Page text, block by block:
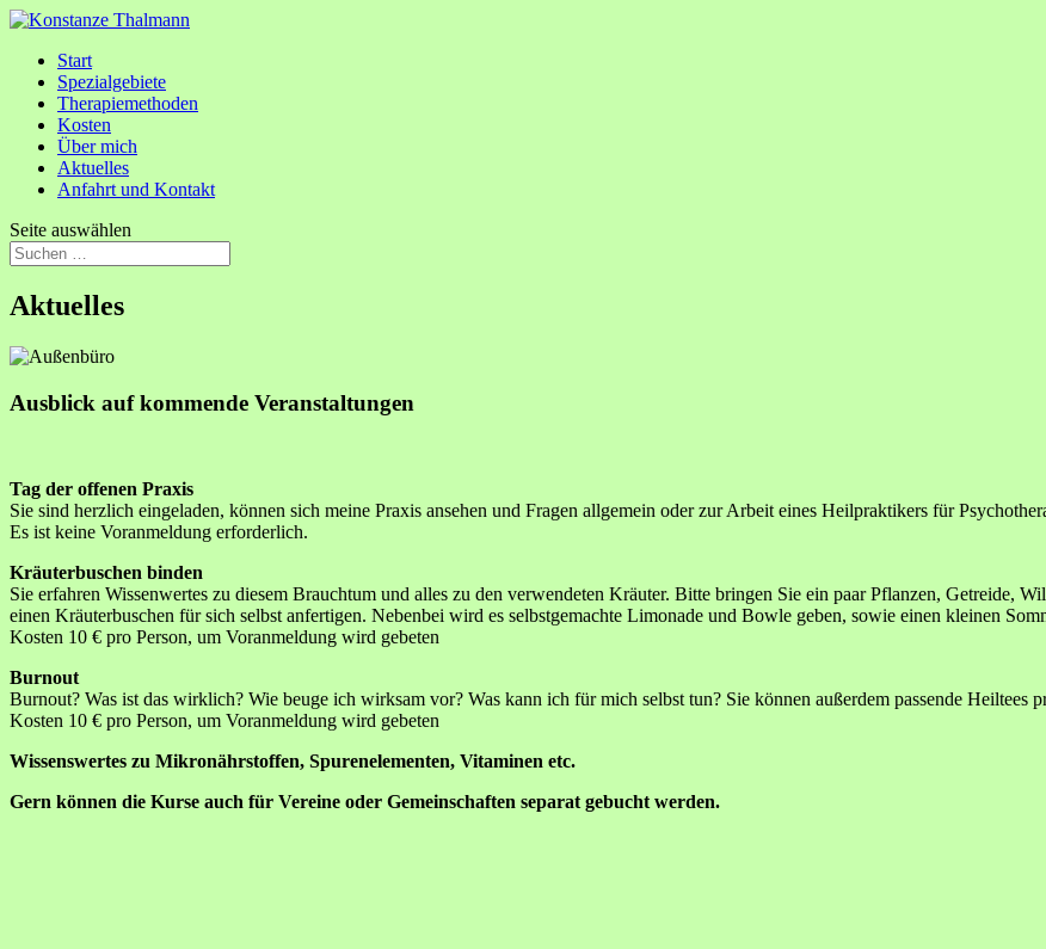
Start
Spezialgebiete
Therapiemethoden
Kosten
Über mich
Aktuelles
Anfahrt und Kontakt
Seite auswählen
Aktuelles
Ausblick auf kommende Veranstaltungen
Tag der offenen Praxis
Sie sind herzlich eingeladen, können sich meine Praxis ansehen und Fragen allgemein oder zur Arbeit eines Heilpraktikers für
Es ist keine Voranmeldung erforderlich.
Kräuterbuschen binden
Sie erfahren Wissenwertes zu diesem Brauchtum und alles zu den verwendeten Kräuter. Bitte bringen Sie ein paar Pflanzen, Getreide,
einen Kräuterbuschen für sich selbst anfertigen. Nebenbei wird es selbstgemachte Limonade und Bowle geben, sowie einen kleinen
Kosten 10 € pro Person, um Voranmeldung wird gebeten
Burnout
Burnout? Was ist das wirklich? Wie beuge ich wirksam vor? Was kann ich für mich selbst tun? Sie können außerdem passende Heiltees
Kosten 10 € pro Person, um Voranmeldung wird gebeten
Wissenswertes zu Mikronährstoffen, Spurenelementen, Vitaminen etc.
Gern können die Kurse auch für Vereine oder Gemeinschaften separat gebucht werden.